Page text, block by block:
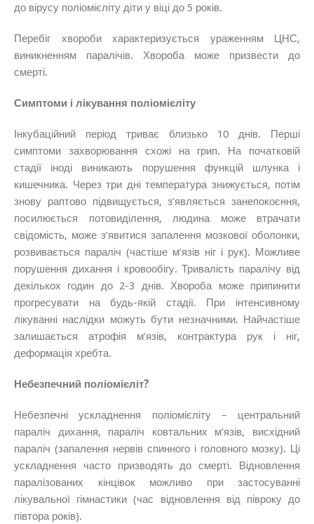
до вірусу поліомієліту діти у віці до 5 років.
Перебіг хвороби характеризується ураженням ЦНС,
виникненням паралічів. Хвороба може призвести до
смерті.
Симптоми і лікування поліомієліту
Інкубаційний період триває близько 10 днів. Перші
симптоми захворювання схожі на грип. На початковій
стадії іноді виникають порушення функцій шлунка і
кишечника. Через три дні температура знижується, потім
знову раптово підвищується, з’являється занепокоєння,
посилюється потовиділення, людина може втрачати
свідомість, може з’явитися запалення мозкової оболонки,
розвивається параліч (частіше м’язів ніг і рук). Можливе
порушення дихання і кровообігу. Тривалість паралічу від
декількох годин до 2-3 днів. Хвороба може припинити
прогресувати на будь-якій стадії. При інтенсивному
лікуванні наслідки можуть бути незначними. Найчастіше
залишається атрофія м’язів, контрактура рук і ніг,
деформація хребта.
Небезпечний поліомієліт?
Небезпечні ускладнення поліомієліту – центральний
параліч дихання, параліч ковтальних м’язів, висхідний
параліч (запалення нервів спинного і головного мозку). Ці
ускладнення часто призводять до смерті. Відновлення
паралізованих кінцівок можливо при застосуванні
лікувальної гімнастики (час відновлення від півроку до
півтора років).